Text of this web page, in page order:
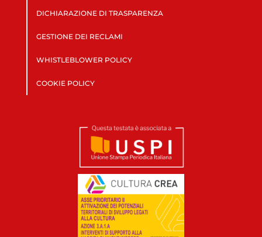
DICHIARAZIONE DI TRASPARENZA
GESTIONE DEI RECLAMI
WHISTLEBLOWER POLICY
COOKIE POLICY